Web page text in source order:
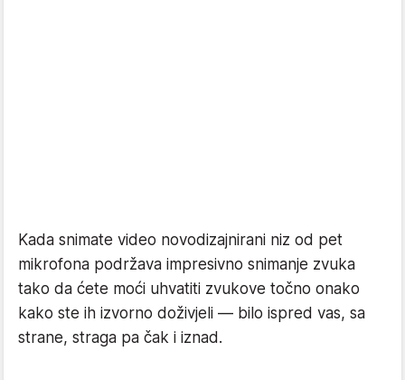
Kada snimate video novodizajnirani niz od pet
mikrofona podržava impresivno snimanje zvuka
tako da ćete moći uhvatiti zvukove točno onako
kako ste ih izvorno doživjeli — bilo ispred vas, sa
strane, straga pa čak i iznad.